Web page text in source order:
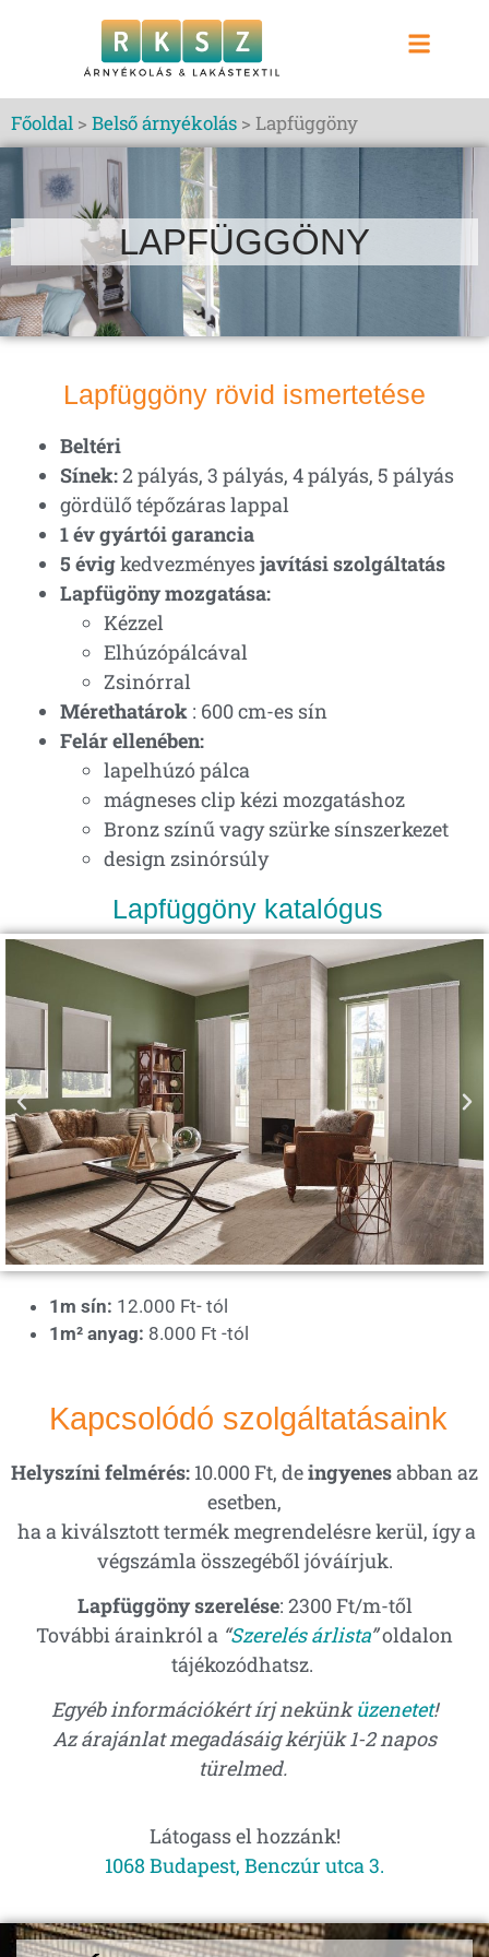
Főoldal > Belső árnyékolás > Lapfüggöny
LAPFÜGGÖNY
Lapfüggöny rövid ismertetése
Beltéri
Sínek:2 pályás, 3 pályás, 4 pályás, 5 pályás
gördülő tépőzáras lappal
1 év gyártói garancia
5 évigkedvezményesjavítási szolgáltatás
Lapfügöny mozgatása:
Kézzel
Elhúzópálcával
Zsinórral
Mérethatárok : 600 cm-es sín
Felár ellenében:
lapelhúzó pálca
mágneses clip kézi mozgatáshoz
Bronz színű vagy szürke sínszerkezet
design zsinórsúly
Lapfüggöny katalógus
1m sín: 12.000 Ft- tól
1m² anyag: 8.000 Ft -tól
Kapcsolódó szolgáltatásaink
Helyszíni felmérés: 10.000 Ft, deingyenesabban az
esetben,
ha a kiválsztott termék megrendelésre kerül, így a
végszámla összegéből jóváírjuk.
Lapfüggöny szerelése: 2300 Ft/m-től
További árainkról a “Szerelés árlista”oldalon
tájékozódhatsz.
Egyéb információkért írj nekünküzenetet!
Az árajánlat megadásáig kérjük 1-2 napos
türelmed.
Látogass el hozzánk!
1068 Budapest, Benczúr utca 3.